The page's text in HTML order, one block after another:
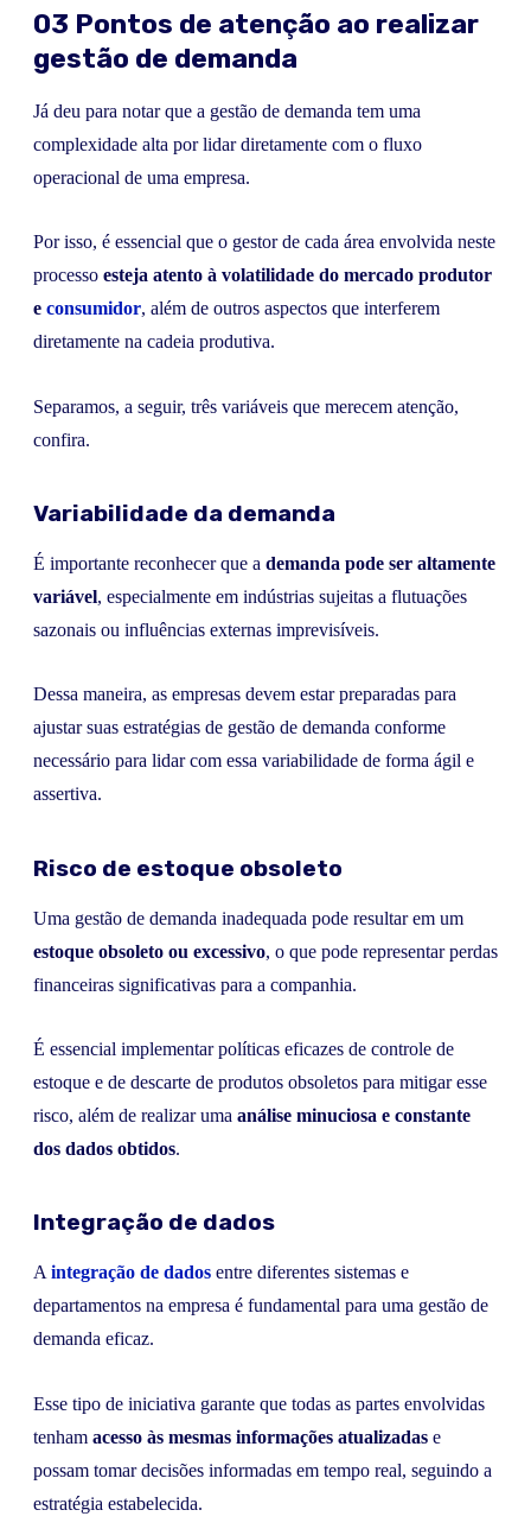
03 Pontos de atenção ao realizar
gestão de demanda
Já deu para notar que a gestão de demanda tem uma
complexidade alta por lidar diretamente com o fluxo
operacional de uma empresa.
Por isso, é essencial que o gestor de cada área envolvida neste
processo esteja atento à volatilidade do mercado produtor
e consumidor, além de outros aspectos que interferem
diretamente na cadeia produtiva.
Separamos, a seguir, três variáveis que merecem atenção,
confira.
Variabilidade da demanda
É importante reconhecer que a demanda pode ser altamente
variável, especialmente em indústrias sujeitas a flutuações
sazonais ou influências externas imprevisíveis.
Dessa maneira, as empresas devem estar preparadas para
ajustar suas estratégias de gestão de demanda conforme
necessário para lidar com essa variabilidade de forma ágil e
assertiva.
Risco de estoque obsoleto
Uma gestão de demanda inadequada pode resultar em um
estoque obsoleto ou excessivo, o que pode representar perdas
financeiras significativas para a companhia.
É essencial implementar políticas eficazes de controle de
estoque e de descarte de produtos obsoletos para mitigar esse
risco, além de realizar uma análise minuciosa e constante
dos dados obtidos.
Integração de dados
A integração de dados entre diferentes sistemas e
departamentos na empresa é fundamental para uma gestão de
demanda eficaz.
Esse tipo de iniciativa garante que todas as partes envolvidas
tenham acesso às mesmas informações atualizadas e
possam tomar decisões informadas em tempo real, seguindo a
estratégia estabelecida.